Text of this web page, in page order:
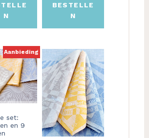
N
BESTELLE
N
Aanbieding
set:
en 9
product
heeft
meerdere
variaties.
Deze
optie
kan